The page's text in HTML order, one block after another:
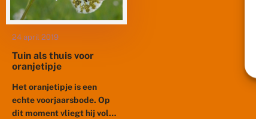
24 april 2019
Tuin als thuis voor
oranjetipje
Het oranjetipje is een
echte voorjaarsbode. Op
dit moment vliegt hij volop